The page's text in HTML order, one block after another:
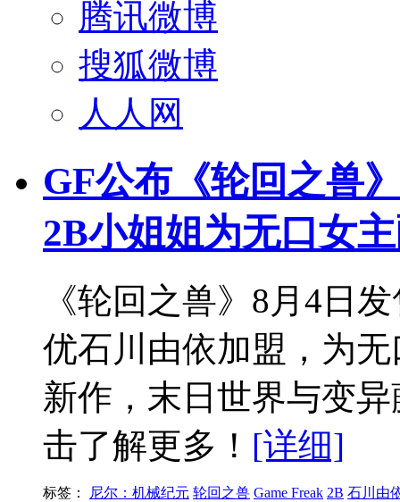
腾讯微博
搜狐微博
人人网
GF公布《轮回之兽
2B小姐姐为无口女
《轮回之兽》8月4日
优石川由依加盟，为无
新作，末日世界与变
击了解更多！ [详细]
标签： 尼尔：机械纪元 轮回之兽 Game Freak 2B 石川由